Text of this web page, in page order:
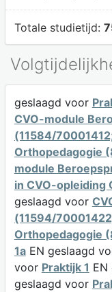
Totale studietijd:
geslaagd voor
CVO-module
(11584/
Orthopedagogie
module
in CVO-opleiding
geslaagd voor
(11594/
Orthopedagogie
1aEN geslaagd
voor Praktijk 1
geslaagd voor